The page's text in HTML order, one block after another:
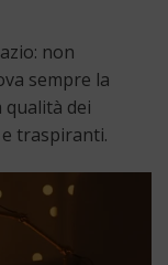
non
sempre la
qualità dei
traspiranti.